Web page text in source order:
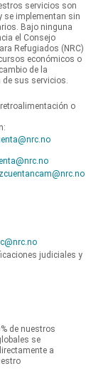
servicios son
se implementan sin
Bajo ninguna
el Consejo
Refugiados (NRC)
económicos o
de la
de sus servicios.
o
judiciales y
de nuestros
se
a